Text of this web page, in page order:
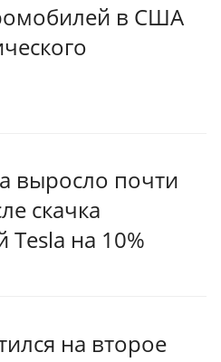
в США
выросло почти
скачка
Tesla на 10%
на второе